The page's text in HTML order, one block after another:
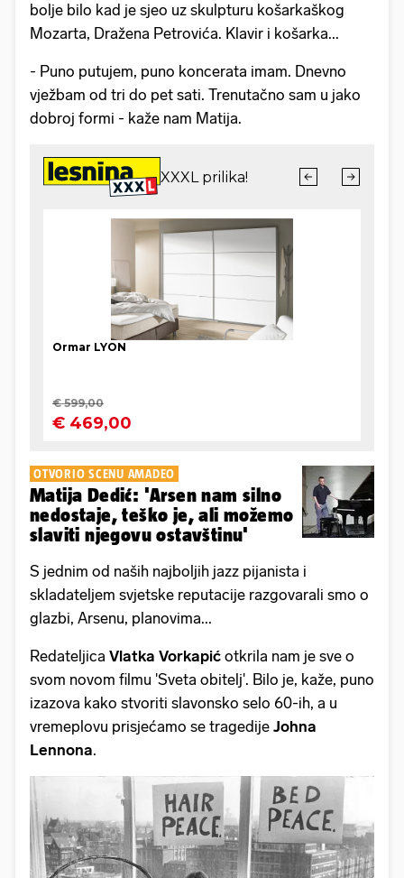
bolje bilo kad je sjeo uz skulpturu košarkaškog
Mozarta, Dražena Petrovića. Klavir i košarka...
- Puno putujem, puno koncerata imam. Dnevno
vježbam od tri do pet sati. Trenutačno sam u jako
dobroj formi - kaže nam Matija.
OTVORIO SCENU AMADEO
Matija Dedić: 'Arsen nam silno
nedostaje, teško je, ali možemo
slaviti njegovu ostavštinu'
S jednim od naših najboljih jazz pijanista i
skladateljem svjetske reputacije razgovarali smo o
glazbi, Arsenu, planovima...
Redateljica Vlatka Vorkapić otkrila nam je sve o
svom novom filmu 'Sveta obitelj'. Bilo je, kaže, puno
izazova kako stvoriti slavonsko selo 60-ih, a u
vremeplovu prisjećamo se tragedije Johna
Lennona.